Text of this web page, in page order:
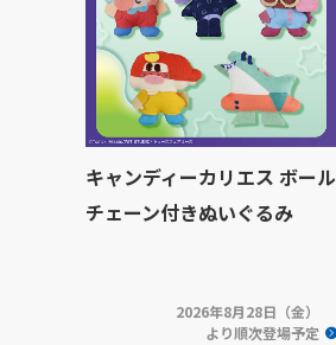
キャンディーカリエス ボール
チェーン付きぬいぐるみ
2026年8月28日（金）
より順次登場予定